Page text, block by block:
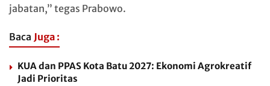
jabatan,” tegas Prabowo.
Baca Juga :
KUA dan PPAS Kota Batu 2027: Ekonomi Agrokreatif
Jadi Prioritas